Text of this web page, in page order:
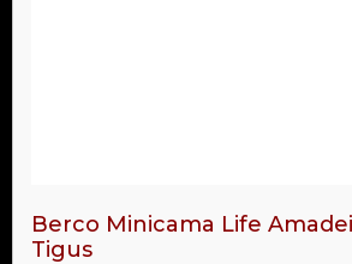
Berco Minicama Life
Tigus